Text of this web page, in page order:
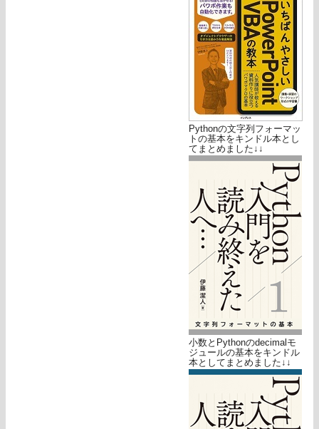
Pythonの文字列フォーマッ
トの基本をキンドル本とし
てまとめました↓↓
小数とPythonのdecimalモ
ジュールの基本をキンドル
本としてまとめました↓↓